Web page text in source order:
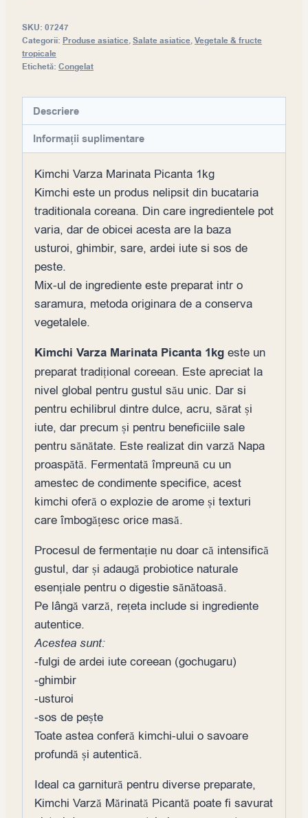
SKU: 07247
Categorii: Produse asiatice,Salate asiatice,Vegetale & fructe
tropicale
Etichetă: Congelat
Descriere
Informații suplimentare
Kimchi Varza Marinata Picanta 1kg
Kimchi este un produs nelipsit din bucataria
traditionala coreana. Din care ingredientele pot
varia, dar de obicei acesta are la baza
usturoi, ghimbir, sare, ardei iute si sos de
peste.
Mix-ul de ingrediente este preparat intr o
saramura, metoda originara de a conserva
vegetalele.
Kimchi Varza Marinata Picanta 1kg este un
preparat tradițional coreean. Este apreciat la
nivel global pentru gustul său unic. Dar si
pentru echilibrul dintre dulce, acru, sărat și
iute, dar precum și pentru beneficiile sale
pentru sănătate. Este realizat din varză Napa
proaspătă. Fermentată împreună cu un
amestec de condimente specifice, acest
kimchi oferă o explozie de arome și texturi
care îmbogățesc orice masă.
Procesul de fermentație nu doar că intensifică
gustul, dar și adaugă probiotice naturale
esențiale pentru o digestie sănătoasă.
Pe lângă varză, rețeta include si ingrediente
autentice.
Acestea sunt:
-fulgi de ardei iute coreean (gochugaru)
-ghimbir
-usturoi
-sos de pește
Toate astea conferă kimchi-ului o savoare
profundă și autentică.
Ideal ca garnitură pentru diverse preparate,
Kimchi Varză Mărinată Picantă poate fi savurat